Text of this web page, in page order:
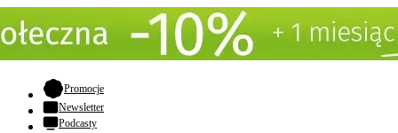
Promocje- otwiera się w nowej karcie
Newsletter
Podcasty